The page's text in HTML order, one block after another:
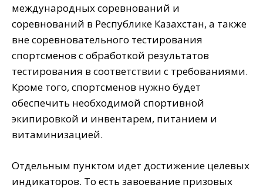
международных соревнований и
соревнований в Республике Казахстан, а также
вне соревновательного тестирования
спортсменов с обработкой результатов
тестирования в соответствии с требованиями.
Кроме того, спортсменов нужно будет
обеспечить необходимой спортивной
экипировкой и инвентарем, питанием и
витаминизацией.
Отдельным пунктом идет достижение целевых
индикаторов. То есть завоевание призовых